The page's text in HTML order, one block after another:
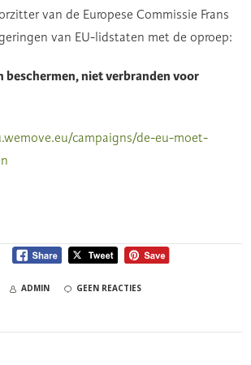
van de Europese Commissie Frans
van EU-lidstaten met de oproep:
beschermen, niet verbranden voor
campaigns/de-eu-moet-
ADMIN GEEN REACTIES